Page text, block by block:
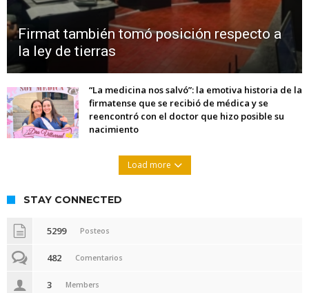
Firmat también tomó posición respecto a
la ley de tierras
“La medicina nos salvó”: la emotiva historia de la
firmatense que se recibió de médica y se
reencontró con el doctor que hizo posible su
nacimiento
Load more
STAY CONNECTED
5299 Posteos
482 Comentarios
3 Members